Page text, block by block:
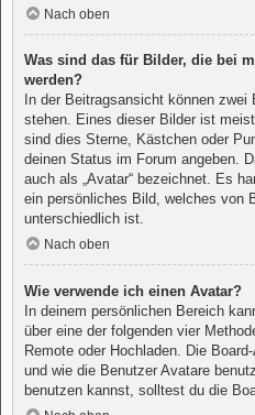
Nach oben
Was sind das für Bilder, die bei
werden?
In der Beitragsansicht können
stehen. Eines dieser Bilder ist
sind dies Sterne, Kästchen oder
deinen Status im Forum angeben.
auch als „Avatar“ bezeichnet. Es
ein persönliches Bild, welches von
unterschiedlich ist.
Nach oben
Wie verwende ich einen Avatar?
In deinem persönlichen Bereich
über eine der folgenden vier
Remote oder Hochladen. Die
und wie die Benutzer Avatare
benutzen kannst, solltest du die